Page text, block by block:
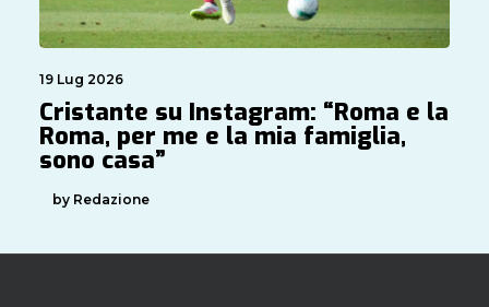
19 Lug 2026
Cristante su Instagram: “Roma e la
Roma, per me e la mia famiglia,
sono casa”
by Redazione